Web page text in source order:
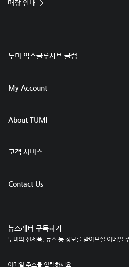
매장 안내
투미 익스클루시브 클럽
My Account
About TUMI
고객 서비스
Contact Us
뉴스레터 구독하기
투미의 신제품, 뉴스 등 정보를 받아보실 이메일